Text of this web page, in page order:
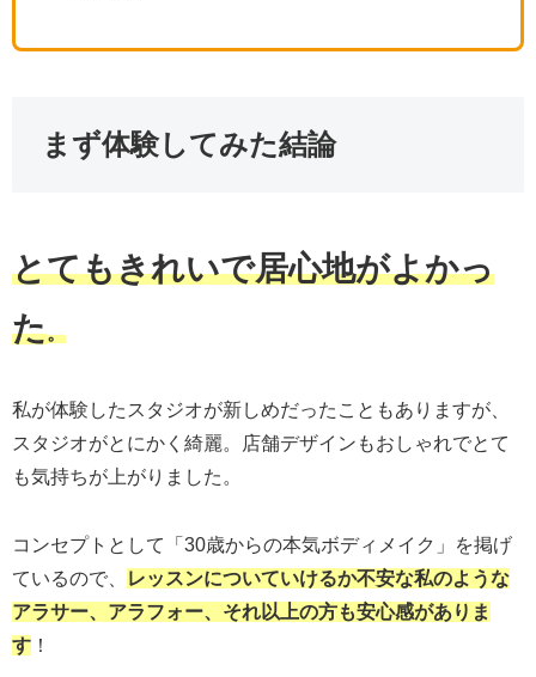
まず体験してみた結論
とてもきれいで居心地がよかっ
た。
私が体験したスタジオが新しめだったこともありますが、
スタジオがとにかく綺麗。店舗デザインもおしゃれでとて
も気持ちが上がりました。
コンセプトとして「30歳からの本気ボディメイク」を掲げ
ているので、
レッスンについていけるか不安な私のような
アラサー、アラフォー、それ以上の方も安心感がありま
す ！